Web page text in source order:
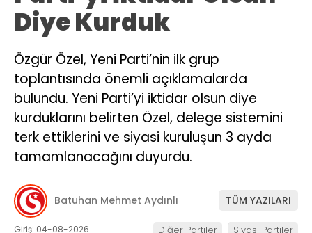
Diye Kurduk
Özgür Özel, Yeni Parti’nin ilk grup
toplantısında önemli açıklamalarda
bulundu. Yeni Parti’yi iktidar olsun diye
kurduklarını belirten Özel, delege sistemini
terk ettiklerini ve siyasi kuruluşun 3 ayda
tamamlanacağını duyurdu.
Batuhan Mehmet Aydınlı TÜM YAZILARI
Giriş: 04-08-2026
Diğer Partiler Siyasi Partiler